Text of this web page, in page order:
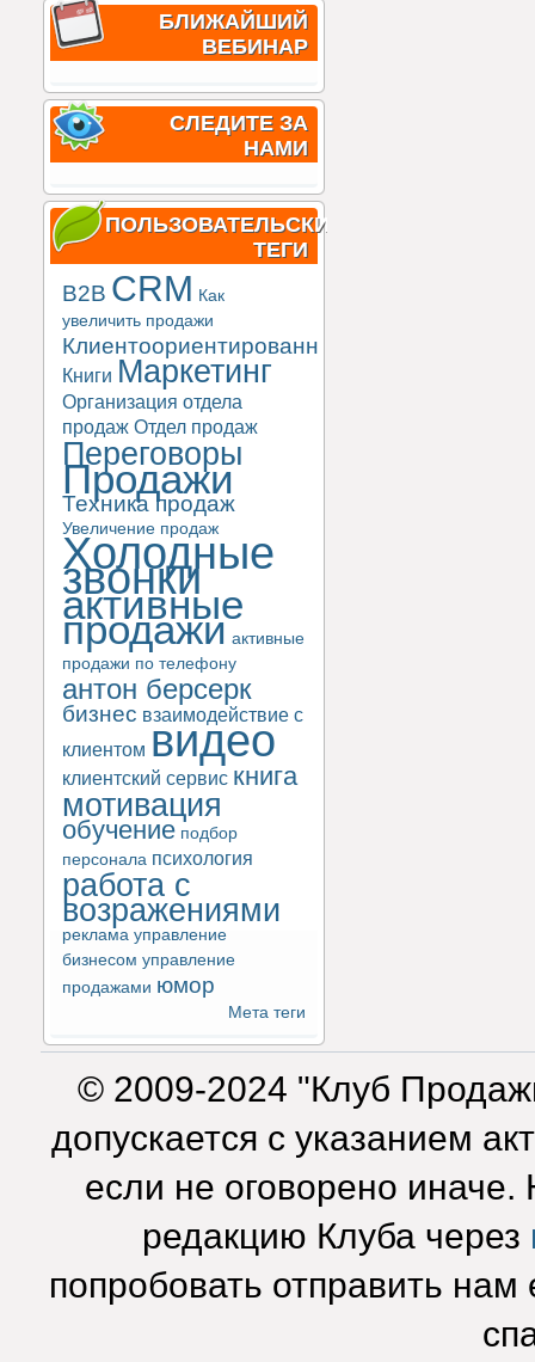
БЛИЖАЙШИЙ
ВЕБИНАР
СЛЕДИТЕ ЗА
НАМИ
ПОЛЬЗОВАТЕЛЬСКИЕ
ТЕГИ
B2B CRM Как
увеличить продажи
Клиентоориентированность
Книги Маркетинг
Организация отдела
продаж Отдел продаж
Переговоры
Продажи
Техника продаж
Увеличение продаж
Холодные
звонки
активные
продажи активные
продажи по телефону
антон берсерк
бизнес взаимодействие с
клиентом видео
клиентский сервис книга
мотивация
обучение подбор
персонала психология
работа с
возражениями
реклама управление
бизнесом управление
продажами юмор
Мета теги
© 2009-2024 "Клуб
допускается с указанием
если не оговорено
редакцию Клуба через
попробовать отправить нам